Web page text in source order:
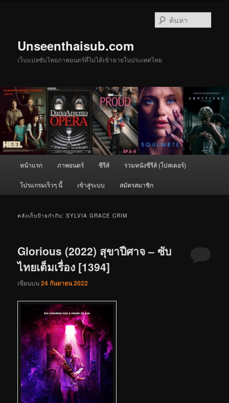
Unseenthaisub.com
เว็บแปลซับไทยภาพยนตร์ที่ไม่ได้เข้าฉายในประเทศไทย
หน้าแรก ภาพยนตร์ ซีรีส์ รวมหนังซีรีส์ (โปสเตอร์)
โปรแกรมเร็วๆ นี้ เข้าสู่ระบบ สมัครสมาชิก
คลังเก็บป้ายกำกับ:SYLVIA GRACE CRIM
Glorious (2022) สุขาปีศาจ – ซับ
ไทยเต็มเรื่อง [1394]
เขียนบน24 กันยายน 2022